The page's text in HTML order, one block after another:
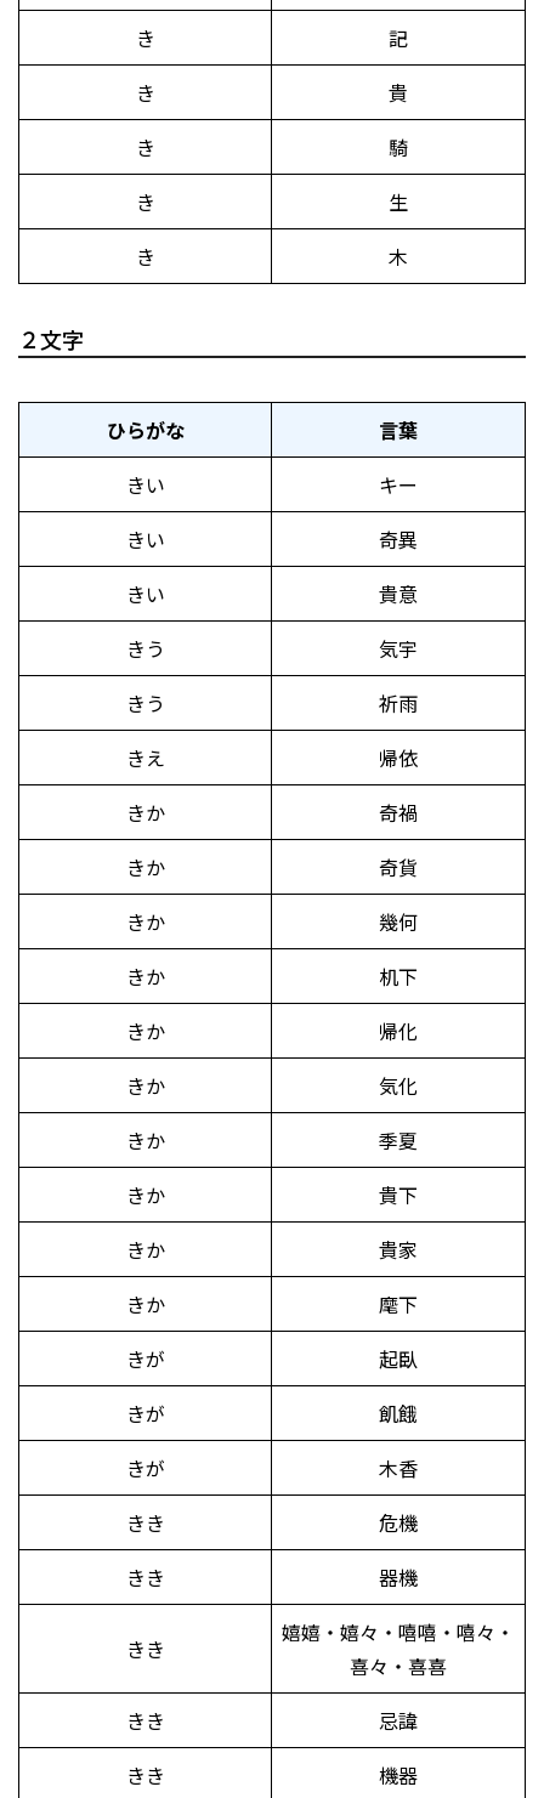
き
記
き
貴
き
騎
き
生
き
木
２文字
ひらがな
言葉
きい
キー
きい
奇異
きい
貴意
きう
気宇
きう
祈雨
きえ
帰依
きか
奇禍
きか
奇貨
きか
幾何
きか
机下
きか
帰化
きか
気化
きか
季夏
きか
貴下
きか
貴家
きか
麾下
きが
起臥
きが
飢餓
きが
木香
きき
危機
きき
器機
きき
嬉嬉・嬉々・嘻嘻・嘻々・
喜々・喜喜
きき
忌諱
きき
機器